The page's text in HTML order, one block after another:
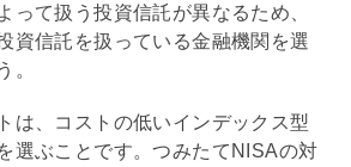
って扱う投資信託が異なるため、
資信託を扱っている金融機関を選
。
は、コストの低いインデックス型
選ぶことです。つみたて NISAの対